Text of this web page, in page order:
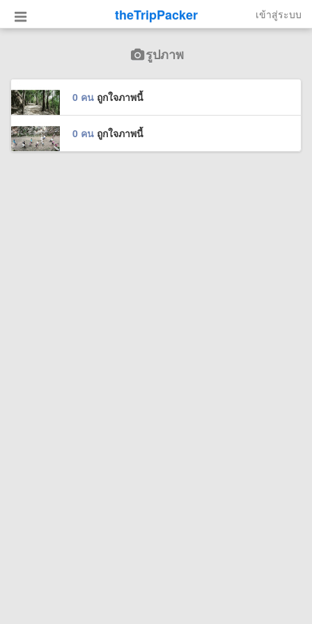
theTripPacker เข้าสู่ระบบ
รูปภาพ
0 คนถูกใจภาพนี้
0 คนถูกใจภาพนี้